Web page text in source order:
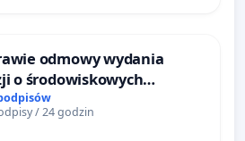
odmowy wydania
o środowiskowych
dla budowy
wytwarzania biometanu
/ 24 godzin